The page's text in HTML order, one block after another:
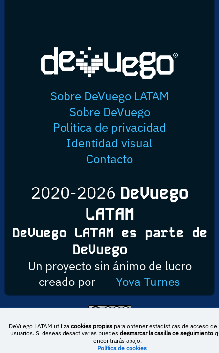
Sobre DeVuego LATAM
Sobre DeVuego
Política de privacidad
Identidad visual
Contacto
2020-2026 DeVuego
LATAM
DeVuego LATAM es parte de
DeVuego
Un proyecto sin ánimo de lucro
creado por
Yova Turnes
Esta obra está bajo una licencia de Creative Commons Reconocimiento-
NoComercial-CompartirIgual 4.0 Internacional
DeVuego LATAM utiliza cookies propiaspara obtener estadísticas de acceso de
usuarios. Si deseas desactivarlas puedes desmarcar la casilla de seguimiento
encontrarás abajo.
Política de cookies